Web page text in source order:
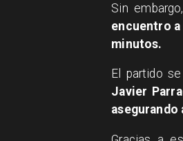
Sin
encuentro
minutos.
El partido
Javier
asegurando